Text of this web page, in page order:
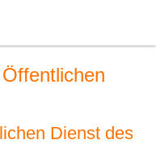
Dienst des